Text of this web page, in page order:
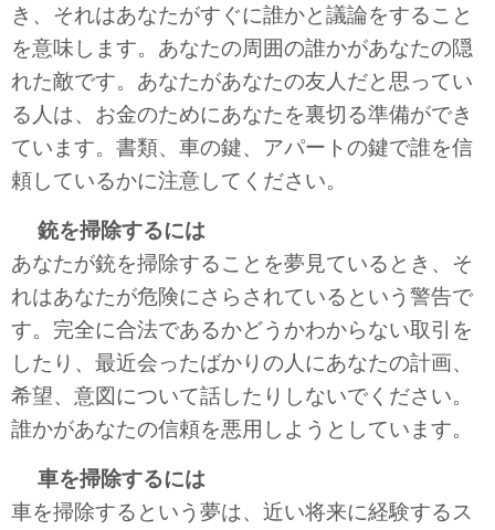
き、それはあなたがすぐに誰かと議論をすること
を意味します。あなたの周囲の誰かがあなたの隠
れた敵です。あなたがあなたの友人だと思ってい
る人は、お金のためにあなたを裏切る準備ができ
ています。書類、車の鍵、アパートの鍵で誰を信
頼しているかに注意してください。
銃を掃除するには
あなたが銃を掃除することを夢見ているとき、そ
れはあなたが危険にさらされているという警告で
す。完全に合法であるかどうかわからない取引を
したり、最近会ったばかりの人にあなたの計画、
希望、意図について話したりしないでください。
誰かがあなたの信頼を悪用しようとしています。
車を掃除するには
車を掃除するという夢は、近い将来に経験するス